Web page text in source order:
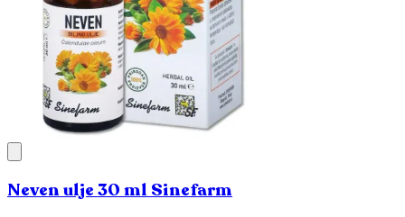
Neven ulje 30 ml Sinefarm